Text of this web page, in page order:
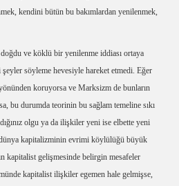
kendini bütün bu bakımlardan yenilenmek,
ve köklü bir yenilenme iddiası ortaya
söyleme hevesiyle hareket etmedi. Eğer
koruyorsa ve Marksizm de bunların
bu durumda teorinin bu sağlam temeline sıkı
olgu ya da ilişkiler yeni ise elbette yeni
kapitalizminin evrimi köylülüğü büyük
kapitalist gelişmesinde belirgin mesafeler
kapitalist ilişkiler egemen hale gelmişse,